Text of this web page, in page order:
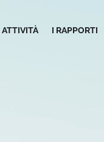
ATTIVITÀ I RAPPORTI